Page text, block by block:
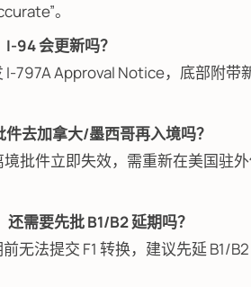
。
94 会更新吗？
I-797A Approval Notice，底部附带
去加拿大/墨西哥再入境吗？
批件立即失效，需重新在美国驻
还需要先批 B1/B2 延期吗？
无法提交 F1 转换，建议先延 B1/